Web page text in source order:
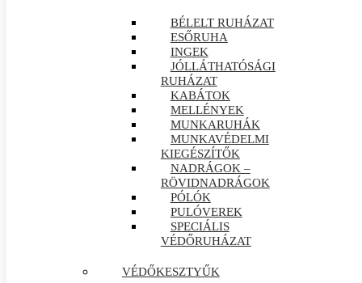
BÉLELT RUHÁZAT
ESŐRUHA
INGEK
JÓLLÁTHATÓSÁGI
RUHÁZAT
KABÁTOK
MELLÉNYEK
MUNKARUHÁK
MUNKAVÉDELMI
KIEGÉSZÍTŐK
NADRÁGOK –
RÖVIDNADRÁGOK
PÓLÓK
PULÓVEREK
SPECIÁLIS
VÉDŐRUHÁZAT
VÉDŐKESZTYŰK